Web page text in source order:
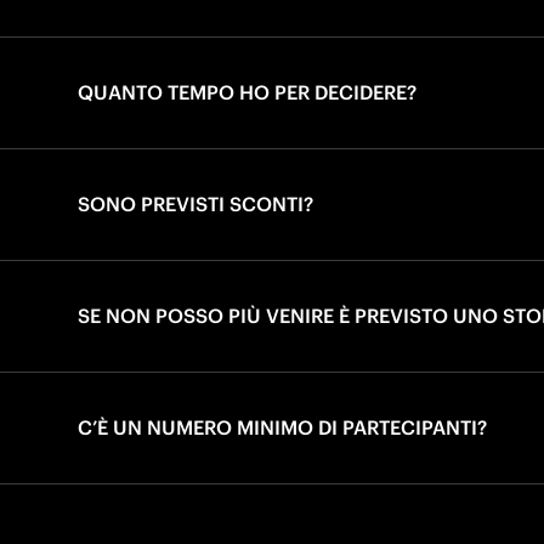
QUANTO TEMPO HO PER DECIDERE?
SONO PREVISTI SCONTI?
SE NON POSSO PIÙ VENIRE È PREVISTO UNO
C’È UN NUMERO MINIMO DI PARTECIPANTI?